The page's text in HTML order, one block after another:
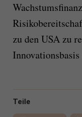
zu den USA zu
Teile